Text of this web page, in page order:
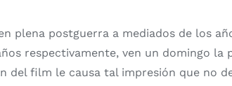
plena postguerra a mediados de los
respectivamente, ven un domingo la
del film le causa tal impresión que no